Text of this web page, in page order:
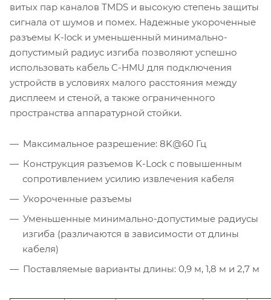
витых пар каналов TMDS и высокую степень защиты
сигнала от шумов и помех. Надежные укороченные
разъемы K-lock и уменьшенный минимально-
допустимый радиус изгиба позволяют успешно
использовать кабель C-HMU для подключения
устройств в условиях малого расстояния между
дисплеем и стеной, а также ограниченного
пространства аппаратурной стойки.
Максимальное разрешение: 8K@60 Гц
Конструкция разъемов K-Lock с повышенным
сопротивлением усилию извлечения кабеля
Укороченные разъемы
Уменьшенные минимально-допустимые радиусы
изгиба (различаются в зависимости от длины
кабеля)
Поставляемые варианты длины: 0,9 м, 1,8 м и 2,7 м